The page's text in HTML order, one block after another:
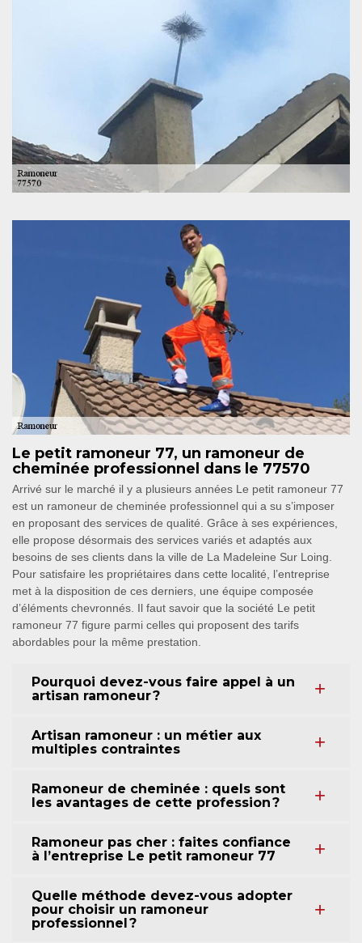
Le petit ramoneur 77, un ramoneur de
cheminée professionnel dans le 77570
Arrivé sur le marché il y a plusieurs années Le petit ramoneur 77
est un ramoneur de cheminée professionnel qui a su s’imposer
en proposant des services de qualité. Grâce à ses expériences,
elle propose désormais des services variés et adaptés aux
besoins de ses clients dans la ville de La Madeleine Sur Loing.
Pour satisfaire les propriétaires dans cette localité, l’entreprise
met à la disposition de ces derniers, une équipe composée
d’éléments chevronnés. Il faut savoir que la société Le petit
ramoneur 77 figure parmi celles qui proposent des tarifs
abordables pour la même prestation.
Pourquoi devez-vous faire appel à un
artisan ramoneur ?
Artisan ramoneur : un métier aux
multiples contraintes
Ramoneur de cheminée : quels sont
les avantages de cette profession ?
Ramoneur pas cher : faites confiance
à l’entreprise Le petit ramoneur 77
Quelle méthode devez-vous adopter
pour choisir un ramoneur
professionnel ?